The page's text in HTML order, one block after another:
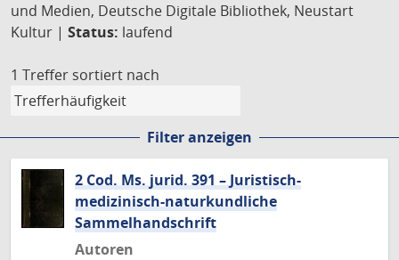
und Medien, Deutsche Digitale Bibliothek, Neustart
Kultur | Status: laufend
1 Treffer sortiert nach
Filter anzeigen
2 Cod. Ms. jurid. 391 – Juristisch-
medizinisch-naturkundliche
Sammelhandschrift
Autoren